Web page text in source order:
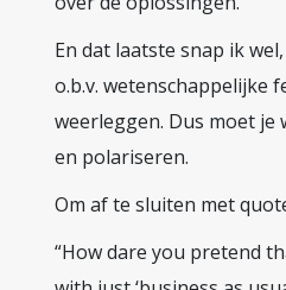
En dat laatste snap ik
o.b.v. wetenschappelijke
weerleggen. Dus moet je
en polariseren.
Om af te sluiten met
“How dare you pretend